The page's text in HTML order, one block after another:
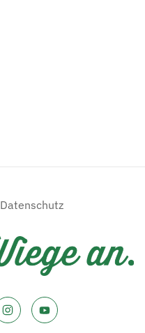
Datenschutz